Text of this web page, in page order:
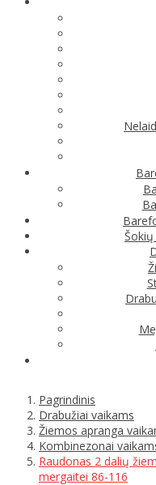
Pagrindinis
Drabužiai vaikams
Žiemos apranga
Kombinezonai
Raudonas 2 dalių
mergaitei 86-116